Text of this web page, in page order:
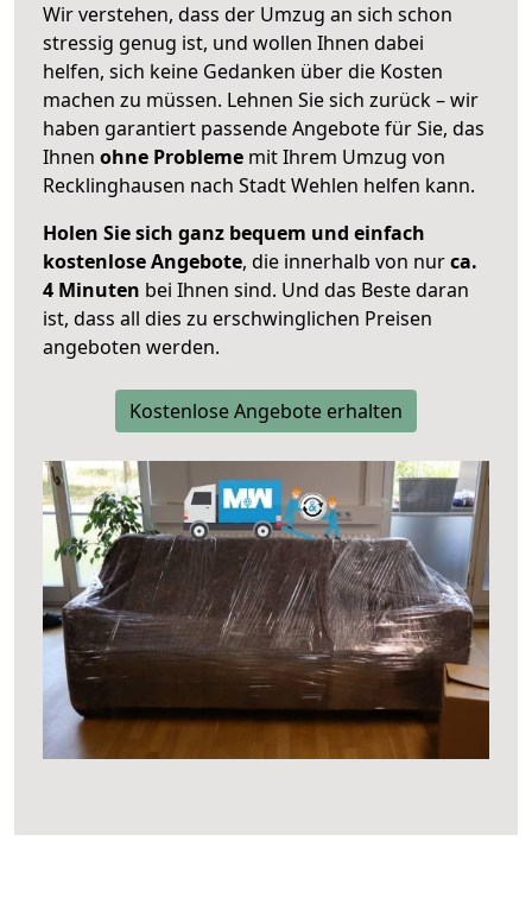
Wir verstehen, dass der Umzug an sich schon
stressig genug ist, und wollen Ihnen dabei
helfen, sich keine Gedanken über die Kosten
machen zu müssen. Lehnen Sie sich zurück – wir
haben garantiert passende Angebote für Sie, das
Ihnen ohne Probleme mit Ihrem Umzug von
Recklinghausen nach Stadt Wehlen helfen kann.
Holen Sie sich ganz bequem und einfach
kostenlose Angebote, die innerhalb von nurca.
4 Minuten bei Ihnen sind. Und das Beste daran
ist, dass all dies zu erschwinglichen Preisen
angeboten werden.
Kostenlose Angebote erhalten